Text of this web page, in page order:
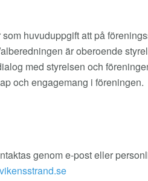
huvuduppgift att på
är oberoende
med styrelsen och
och engagemang i föreningen.
genom e-post eller